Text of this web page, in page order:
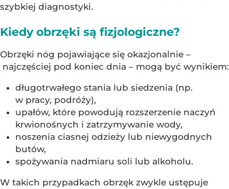
szybkiej diagnostyki.
Kiedy obrzęki są fizjologiczne?
Obrzęki nóg pojawiające się okazjonalnie –
najczęściej pod koniec dnia – mogą być wynikiem:
długotrwałego stania lub siedzenia (np.
w pracy, podróży),
upałów, które powodują rozszerzenie naczyń
krwionośnych i zatrzymywanie wody,
noszenia ciasnej odzieży lub niewygodnych
butów,
spożywania nadmiaru soli lub alkoholu.
W takich przypadkach obrzęk zwykle ustępuje